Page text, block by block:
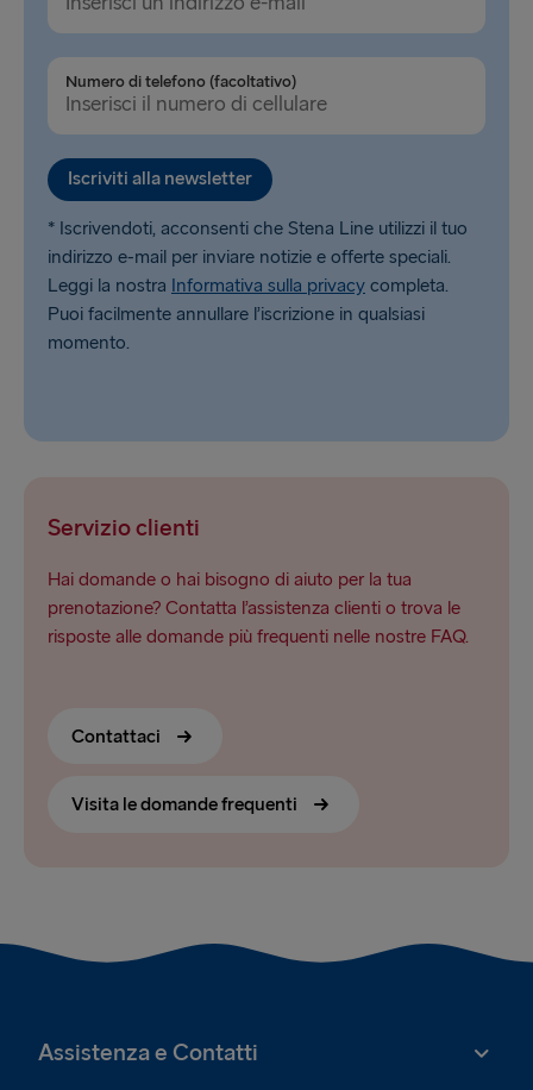
Numero di telefono (facoltativo)
Iscriviti alla newsletter
* Iscrivendoti, acconsenti che Stena Line utilizzi il tuo
indirizzo e-mail per inviare notizie e offerte speciali.
Leggi la nostra Informativa sulla privacy completa.
Puoi facilmente annullare l’iscrizione in qualsiasi
momento.
Servizio clienti
Hai domande o hai bisogno di aiuto per la tua
prenotazione? Contatta l’assistenza clienti o trova le
risposte alle domande più frequenti nelle nostre FAQ.
Contattaci
Visita le domande frequenti
Assistenza e Contatti